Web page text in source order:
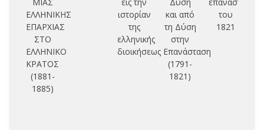
ΕΛΛΗΝΙΚΗΣ
ΕΠΑΡΧΙΑΣ
ΣΤΟ
ΕΛΛΗΝΙΚΟ
ΚΡΑΤΟΣ
(1881-
1885)
ιστορίαν
της
ελληνικής
διοικήσεως
και από
τη Δύση
στην
Επανάσταση
(1791-
1821)
του
1821